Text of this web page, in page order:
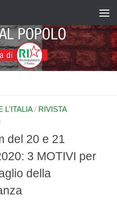
L'ITALIA/ RIVISTA
del 20 e 21
3 MOTIVI per
della